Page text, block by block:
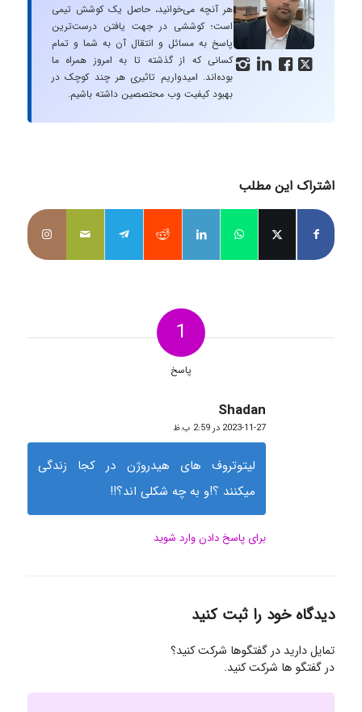
   
هر آنچه می‌خوانید، حاصل یک کوشش تیمی
است؛ کوششی در جهت یافتن درست‌ترین
پاسخ به مسائل و انتقال آن به شما و تمام
کسانی که از گذشته تا به امروز همراه ما
بوده‌اند. امیدواریم تاثیری هر چند کوچک در
بهبود کیفیت وب محتصصین داشته باشیم.
اشتراک این مطلب
1
پاسخ
Shadan
گفته:
2023-11-27 در 2:59 ب.ظ
لیتوتروف های هیدروژن در کجا زندگی
میکنند ؟!و به چه شکلی اند؟!!
برای پاسخ دادن وارد شوید
دیدگاه خود را ثبت کنید
تمایل دارید در گفتگوها شرکت کنید؟
در گفتگو ها شرکت کنید.